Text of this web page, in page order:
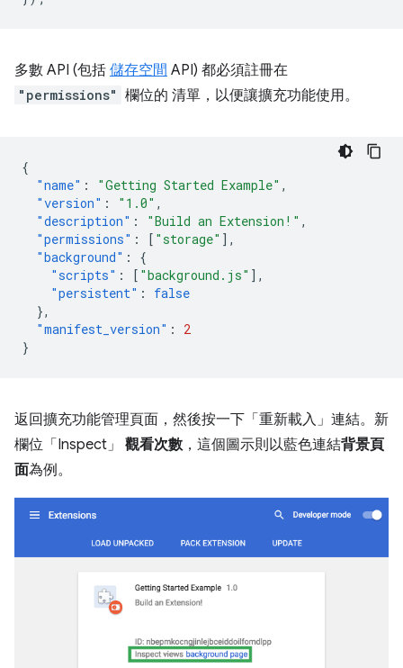
多數 API (包括 儲存空間 API) 都必須註冊在
"permissions" 欄位的 清單，以便讓擴充功能使用。
{
"name" : "Getting Started Example" ,
"version" : "1.0" ,
"description" : "Build an Extension!" ,
"permissions" : [ "storage" ],
"background" :
{
"scripts" : [ "background.js" ],
"persistent" :
false
},
"manifest_version" :
2
}
返回擴充功能管理頁面，然後按一下「重新載入」 連結。新
欄位「Inspect」
觀看次數，這個圖示則以藍色連結背景頁
面為例。